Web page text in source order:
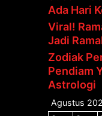
Ada Hari
Viral!
Jadi
Zodiak
Pendiam
Astrologi
Agustus